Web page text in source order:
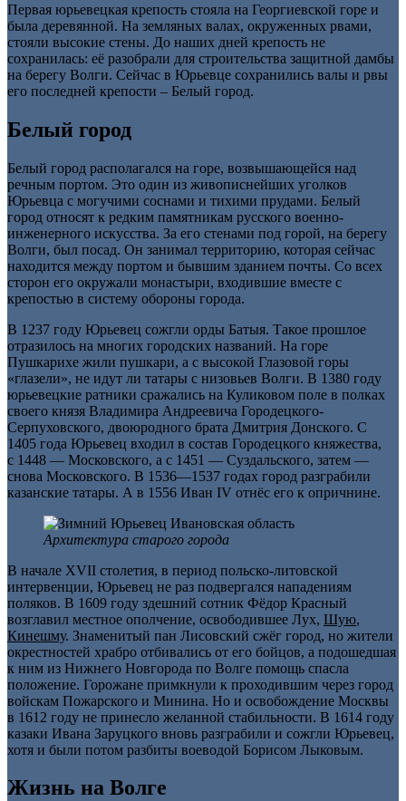
Первая юрьевецкая крепость стояла на Георгиевской горе и
была деревянной. На земляных валах, окруженных рвами,
стояли высокие стены. До наших дней крепость не
сохранилась: её разобрали для строительства защитной дамбы
на берегу Волги. Сейчас в Юрьевце сохранились валы и рвы
его последней крепости – Белый город.
Белый город
Белый город располагался на горе, возвышающейся над
речным портом. Это один из живописнейших уголков
Юрьевца с могучими соснами и тихими прудами. Белый
город относят к редким памятникам русского военно-
инженерного искусства. За его стенами под горой, на берегу
Волги, был посад. Он занимал территорию, которая сейчас
находится между портом и бывшим зданием почты. Со всех
сторон его окружали монастыри, входившие вместе с
крепостью в систему обороны города.
В 1237 году Юрьевец сожгли орды Батыя. Такое прошлое
отразилось на многих городских названий. На горе
Пушкарихе жили пушкари, а с высокой Глазовой горы
«глазели», не идут ли татары с низовьев Волги. В 1380 году
юрьевецкие ратники сражались на Куликовом поле в полках
своего князя Владимира Андреевича Городецкого-
Серпуховского, двоюродного брата Дмитрия Донского. С
1405 года Юрьевец входил в состав Городецкого княжества,
с 1448 — Московского, а с 1451 — Суздальского, затем —
снова Московского. В 1536—1537 годах город разграбили
казанские татары. А в 1556 Иван IV отнёс его к опричнине.
Архитектура старого города
В начале XVII столетия, в период польско-литовской
интервенции, Юрьевец не раз подвергался нападениям
поляков. В 1609 году здешний сотник Фёдор Красный
возглавил местное ополчение, освободившее Лух, Шую,
Кинешму. Знаменитый пан Лисовский сжёг город, но жители
окрестностей храбро отбивались от его бойцов, а подошедшая
к ним из Нижнего Новгорода по Волге помощь спасла
положение. Горожане примкнули к проходившим через город
войскам Пожарского и Минина. Но и освобождение Москвы
в 1612 году не принесло желанной стабильности. В 1614 году
казаки Ивана Заруцкого вновь разграбили и сожгли Юрьевец,
хотя и были потом разбиты воеводой Борисом Лыковым.
Жизнь на Волге